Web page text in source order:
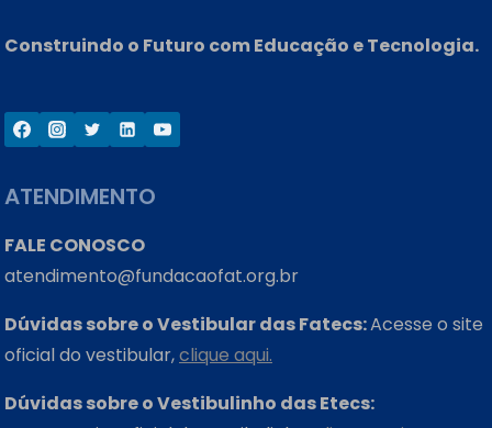
Construindo o Futuro com Educação e Tecnologia.
ATENDIMENTO
FALE CONOSCO
atendimento@fundacaofat.org.br
Dúvidas sobre o Vestibular das Fatecs:Acesse o site
oficial do vestibular,clique aqui.
Dúvidas sobre o Vestibulinho das Etecs: